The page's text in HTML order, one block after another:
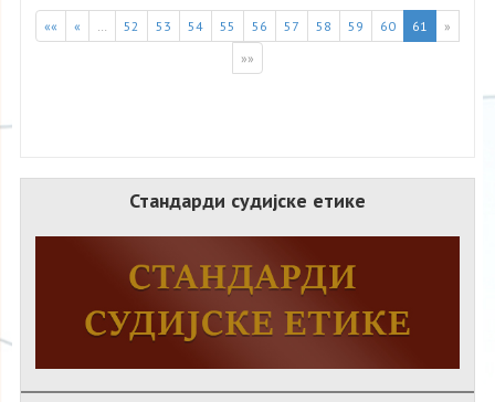
«« « … 52 53 54 55 56 57 58 59 60 61
»
»»
Стандарди судијске етике